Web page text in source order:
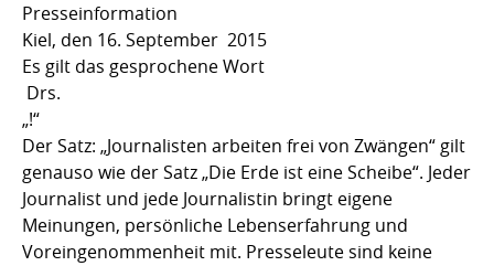
Presseinformation
Kiel, den 16. September 2015
Es gilt das gesprochene Wort
Drs.
„!“
Der Satz: „Journalisten arbeiten frei von Zwängen“ gilt
genauso wie der Satz „Die Erde ist eine Scheibe“. Jeder
Journalist und jede Journalistin bringt eigene
Meinungen, persönliche Lebenserfahrung und
Voreingenommenheit mit. Presseleute sind keine